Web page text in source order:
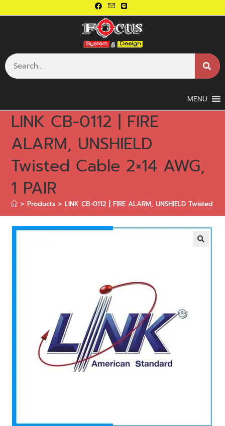
MENU
LINK CB-0112 | FIRE
ALARM, UNSHIELD
Twisted Cable 2×14 AWG,
1 PAIR
> Products > LINK CB-0112 | FIRE ALARM, UNSHIELD Twisted